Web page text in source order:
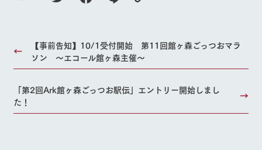
【事前告知】10/1受付開始 第11回館ヶ森ごっつおマラ
ソン ～エコール館ヶ森主催～
「第2回Ark館ヶ森ごっつお駅伝」エントリー開始しまし
た！